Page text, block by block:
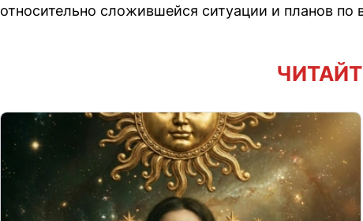
относительно сложившейся ситуации и планов по